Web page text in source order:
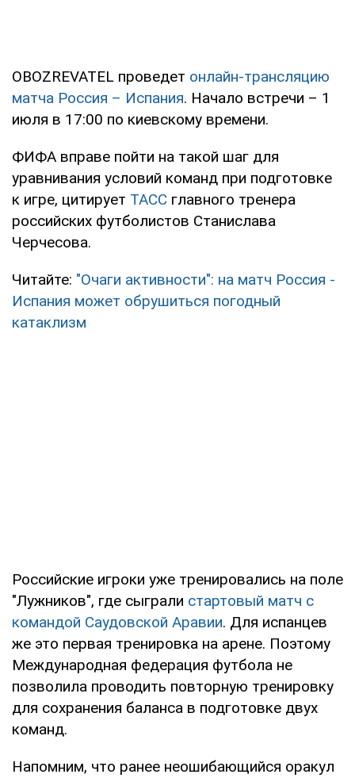
OBOZREVATEL проведет онлайн-трансляцию
матча Россия – Испания. Начало встречи – 1
июля в 17:00 по киевскому времени.
ФИФА вправе пойти на такой шаг для
уравнивания условий команд при подготовке
к игре, цитирует ТАСС главного тренера
российских футболистов Станислава
Черчесова.
Читайте: "Очаги активности": на матч Россия -
Испания может обрушиться погодный
катаклизм
Российские игроки уже тренировались на поле
"Лужников", где сыграли стартовый матч с
командой Саудовской Аравии. Для испанцев
же это первая тренировка на арене. Поэтому
Международная федерация футбола не
позволила проводить повторную тренировку
для сохранения баланса в подготовке двух
команд.
Напомним, что ранее неошибающийся оракул